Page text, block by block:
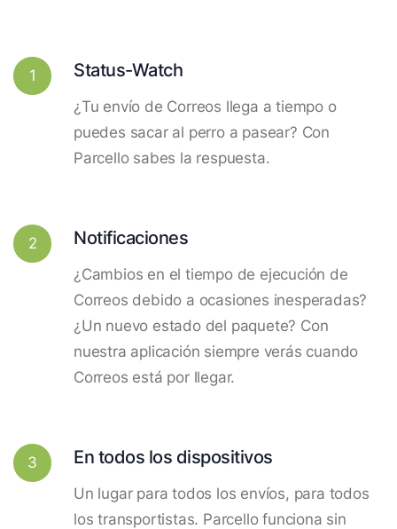
1 Status-Watch
¿Tu envío de Correos llega a tiempo o
puedes sacar al perro a pasear? Con
Parcello sabes la respuesta.
2 Notificaciones
¿Cambios en el tiempo de ejecución de
Correos debido a ocasiones inesperadas?
¿Un nuevo estado del paquete? Con
nuestra aplicación siempre verás cuando
Correos está por llegar.
3 En todos los dispositivos
Un lugar para todos los envíos, para todos
los transportistas. Parcello funciona sin